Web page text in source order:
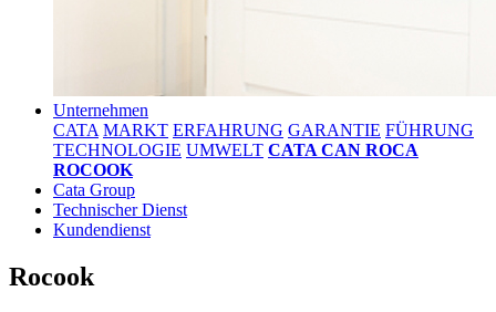
Unternehmen
CATA MARKT ERFAHRUNG GARANTIE FÜHRUNG
TECHNOLOGIE UMWELT CATA CAN ROCA
ROCOOK
Cata Group
Technischer Dienst
Kundendienst
Rocook